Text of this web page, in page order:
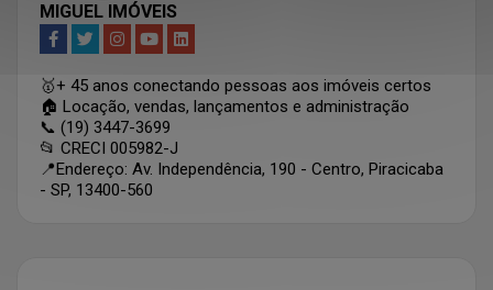
MIGUEL IMÓVEIS
🥇+ 45 anos conectando pessoas aos imóveis certos
🏠 Locação, vendas, lançamentos e administração
📞 (19) 3447-3699
📂 CRECI 005982-J
📍Endereço: Av. Independência, 190 - Centro, Piracicaba
- SP, 13400-560